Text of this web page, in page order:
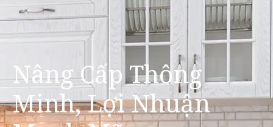
Nâng Cấp Thông
Minh, Lợi Nhuận